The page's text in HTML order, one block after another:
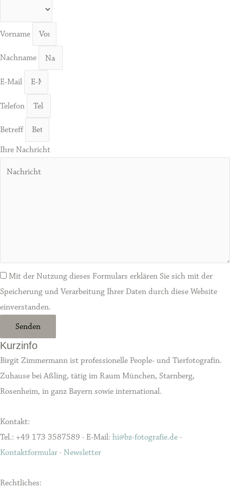
Vorname
Nachname
E-Mail
Telefon
Betreff
Ihre Nachricht
Mit der Nutzung dieses Formulars erklären Sie sich mit der
Speicherung und Verarbeitung Ihrer Daten durch diese Website
einverstanden.
Senden
Kurzinfo
Birgit Zimmermann ist professionelle People- und Tierfotografin.
Zuhause bei Aßling, tätig im Raum München, Starnberg,
Rosenheim, in ganz Bayern sowie international.
Kontakt:
Tel.: +49 173 3587589 · E-Mail: hi@bz-fotografie.de ·
Kontaktformular · Newsletter
Rechtliches: